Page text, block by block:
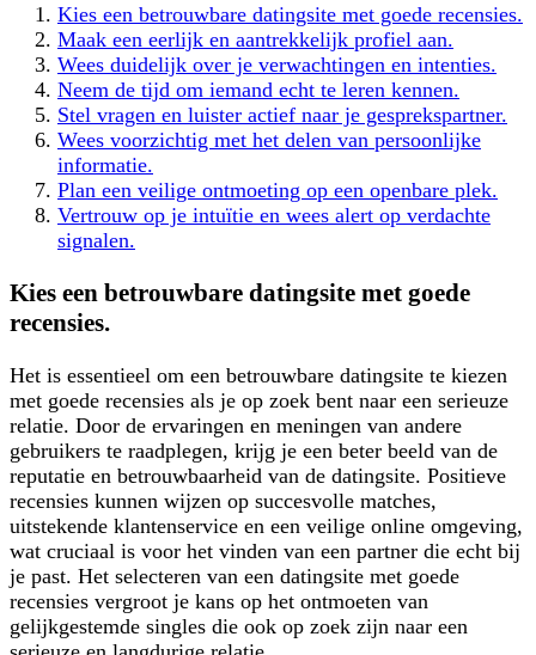
Kies een betrouwbare datingsite met goede recensies.
Maak een eerlijk en aantrekkelijk profiel aan.
Wees duidelijk over je verwachtingen en intenties.
Neem de tijd om iemand echt te leren kennen.
Stel vragen en luister actief naar je gesprekspartner.
Wees voorzichtig met het delen van persoonlijke
informatie.
Plan een veilige ontmoeting op een openbare plek.
Vertrouw op je intuïtie en wees alert op verdachte
signalen.
Kies een betrouwbare datingsite met goede
recensies.
Het is essentieel om een betrouwbare datingsite te kiezen
met goede recensies als je op zoek bent naar een serieuze
relatie. Door de ervaringen en meningen van andere
gebruikers te raadplegen, krijg je een beter beeld van de
reputatie en betrouwbaarheid van de datingsite. Positieve
recensies kunnen wijzen op succesvolle matches,
uitstekende klantenservice en een veilige online omgeving,
wat cruciaal is voor het vinden van een partner die echt bij
je past. Het selecteren van een datingsite met goede
recensies vergroot je kans op het ontmoeten van
gelijkgestemde singles die ook op zoek zijn naar een